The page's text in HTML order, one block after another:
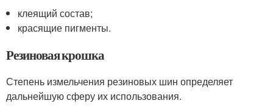
клеящий состав;
красящие пигменты.
Резиновая крошка
Степень измельчения резиновых шин определяет
дальнейшую сферу их использования.